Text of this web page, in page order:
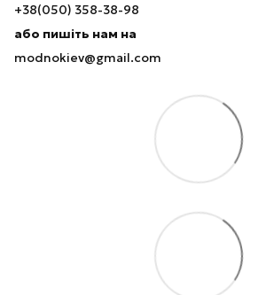
+38(050) 358-38-98
або пишіть нам на
modnokiev@gmail.com